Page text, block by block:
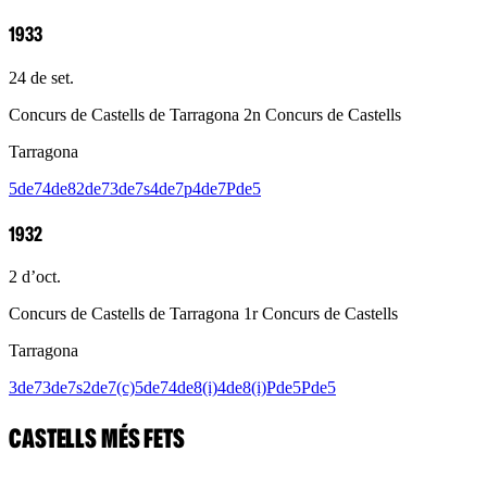
1933
24 de set.
Concurs de Castells de Tarragona 2n Concurs de Castells
Tarragona
5de74de82de73de7s4de7p4de7Pde5
1932
2 d’oct.
Concurs de Castells de Tarragona 1r Concurs de Castells
Tarragona
3de73de7s2de7(c)5de74de8(i)4de8(i)Pde5Pde5
CASTELLS MÉS FETS